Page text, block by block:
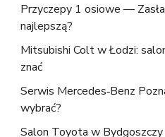
Przyczepy 1 osiowe —
najlepszą?
Mitsubishi Colt w Łodzi:
znać
Serwis Mercedes‑Benz
wybrać?
Salon Toyota w